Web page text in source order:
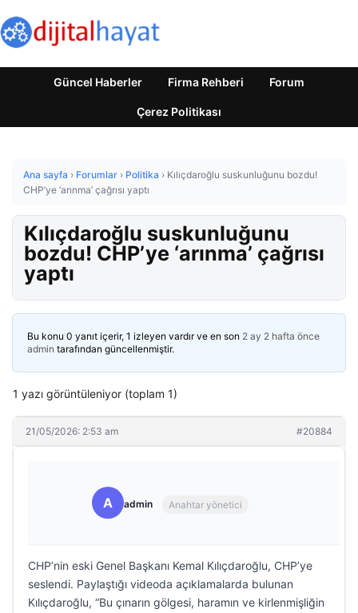
Güncel Haberler Firma Rehberi Forum
Çerez Politikası
Ana sayfa › Forumlar › Politika › Kılıçdaroğlu suskunluğunu bozdu!
CHP’ye ‘arınma’ çağrısı yaptı
Kılıçdaroğlu suskunluğunu
bozdu! CHP’ye ‘arınma’ çağrısı
yaptı
Bu konu 0 yanıt içerir, 1 izleyen vardır ve en son 2 ay 2 hafta önce
admin tarafından güncellenmiştir.
1 yazı görüntüleniyor (toplam 1)
21/05/2026: 2:53 am #20884
A admin Anahtar yönetici
CHP’nin eski Genel Başkanı Kemal Kılıçdaroğlu, CHP’ye
seslendi. Paylaştığı videoda açıklamalarda bulunan
Kılıçdaroğlu, “Bu çınarın gölgesi, haramın ve kirlenmişliğin